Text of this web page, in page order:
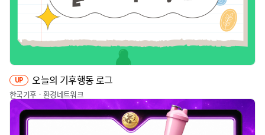
UP 오늘의 기후행동 로그
한국기후ㆍ환경네트워크